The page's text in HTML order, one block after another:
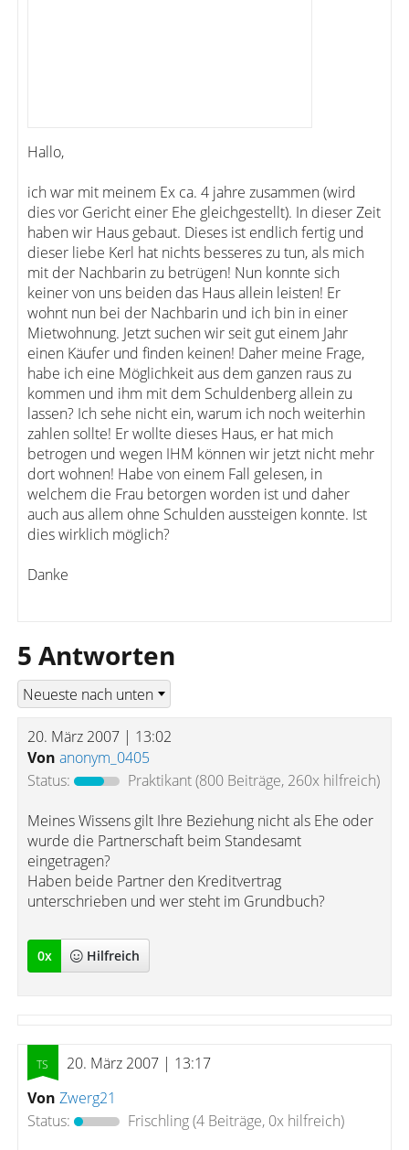
Hallo,
ich war mit meinem Ex ca. 4 jahre zusammen (wird
dies vor Gericht einer Ehe gleichgestellt). In dieser Zeit
haben wir Haus gebaut. Dieses ist endlich fertig und
dieser liebe Kerl hat nichts besseres zu tun, als mich
mit der Nachbarin zu betrügen! Nun konnte sich
keiner von uns beiden das Haus allein leisten! Er
wohnt nun bei der Nachbarin und ich bin in einer
Mietwohnung. Jetzt suchen wir seit gut einem Jahr
einen Käufer und finden keinen! Daher meine Frage,
habe ich eine Möglichkeit aus dem ganzen raus zu
kommen und ihm mit dem Schuldenberg allein zu
lassen? Ich sehe nicht ein, warum ich noch weiterhin
zahlen sollte! Er wollte dieses Haus, er hat mich
betrogen und wegen IHM können wir jetzt nicht mehr
dort wohnen! Habe von einem Fall gelesen, in
welchem die Frau betorgen worden ist und daher
auch aus allem ohne Schulden aussteigen konnte. Ist
dies wirklich möglich?
Danke
5 Antworten
20. März 2007 | 13:02
Von anonym_0405
Status:
Praktikant(800 Beiträge, 260x hilfreich)
Meines Wissens gilt Ihre Beziehung nicht als Ehe oder
wurde die Partnerschaft beim Standesamt
eingetragen?
Haben beide Partner den Kreditvertrag
unterschrieben und wer steht im Grundbuch?
0x Hilfreich
20. März 2007 | 13:17
Von Zwerg21
Status:
Frischling(4 Beiträge, 0x hilfreich)